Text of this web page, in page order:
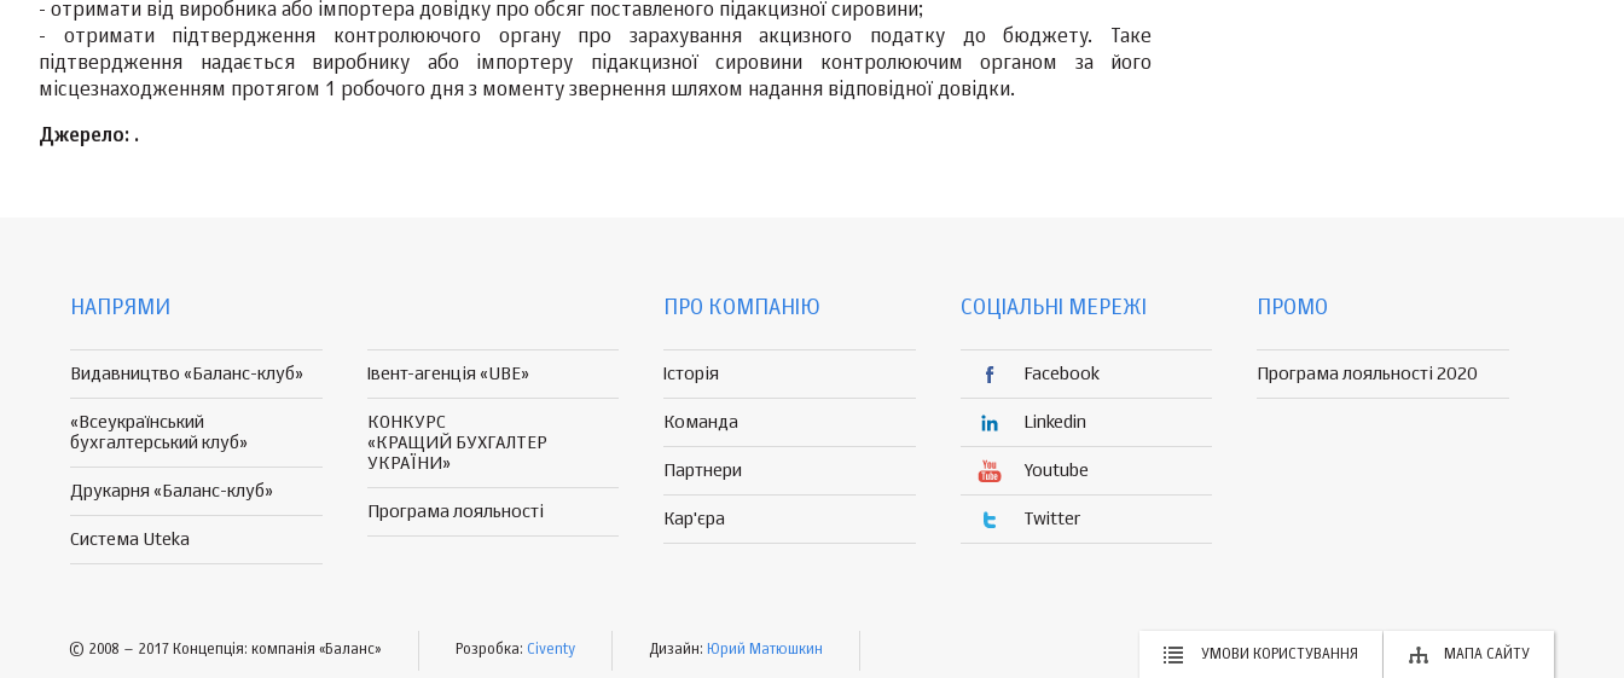
- отримати від виробника або імпортера довідку про обсяг поставленого підакцизної сировини;
- отримати підтвердження контролюючого органу про зарахування акцизного податку до бюджету. Таке
підтвердження надається виробнику або імпортеру підакцизної сировини контролюючим органом за його
місцезнаходженням протягом 1 робочого дня з моменту звернення шляхом надання відповідної довідки.
Джерело: .
НАПРЯМИ
Видавництво «Баланс-клуб»
«Всеукраїнський
бухгалтерський клуб»
Друкарня «Баланс-клуб»
Система Uteka
Івент-агенція «UBE»
КОНКУРС
«КРАЩИЙ БУХГАЛТЕР
УКРАЇНИ»
Програма лояльності
ПРО КОМПАНІЮ
Історія
Команда
Партнери
Кар'єра
СОЦІАЛЬНІ МЕРЕЖІ
Facebook
Linkedin
Youtube
Twitter
ПРОМО
Програма лояльності 2020
© 2008 – 2017 Концепція: компанія «Баланс» Розробка: Civenty Дизайн: Юрий Матюшкин УМОВИ КОРИСТУВАННЯ МАПА САЙТУ